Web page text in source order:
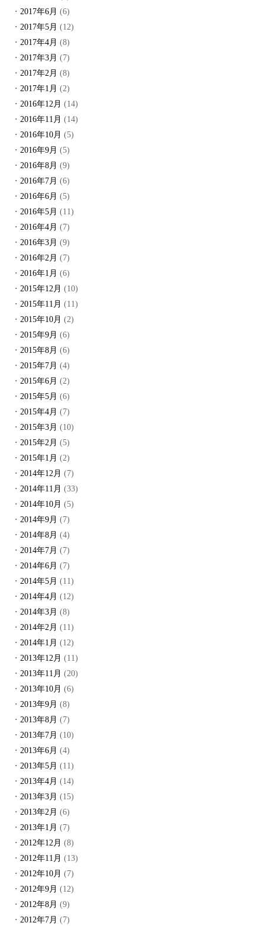
2017年6月 (6)
2017年5月 (12)
2017年4月 (8)
2017年3月 (7)
2017年2月 (8)
2017年1月 (2)
2016年12月 (14)
2016年11月 (14)
2016年10月 (5)
2016年9月 (5)
2016年8月 (9)
2016年7月 (6)
2016年6月 (5)
2016年5月 (11)
2016年4月 (7)
2016年3月 (9)
2016年2月 (7)
2016年1月 (6)
2015年12月 (10)
2015年11月 (11)
2015年10月 (2)
2015年9月 (6)
2015年8月 (6)
2015年7月 (4)
2015年6月 (2)
2015年5月 (6)
2015年4月 (7)
2015年3月 (10)
2015年2月 (5)
2015年1月 (2)
2014年12月 (7)
2014年11月 (33)
2014年10月 (5)
2014年9月 (7)
2014年8月 (4)
2014年7月 (7)
2014年6月 (7)
2014年5月 (11)
2014年4月 (12)
2014年3月 (8)
2014年2月 (11)
2014年1月 (12)
2013年12月 (11)
2013年11月 (20)
2013年10月 (6)
2013年9月 (8)
2013年8月 (7)
2013年7月 (10)
2013年6月 (4)
2013年5月 (11)
2013年4月 (14)
2013年3月 (15)
2013年2月 (6)
2013年1月 (7)
2012年12月 (8)
2012年11月 (13)
2012年10月 (7)
2012年9月 (12)
2012年8月 (9)
2012年7月 (7)